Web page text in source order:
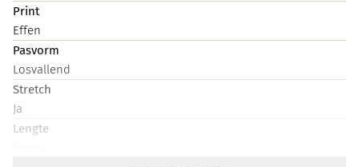
Print
Effen
Pasvorm
Losvallend
Stretch
Ja
Lengte